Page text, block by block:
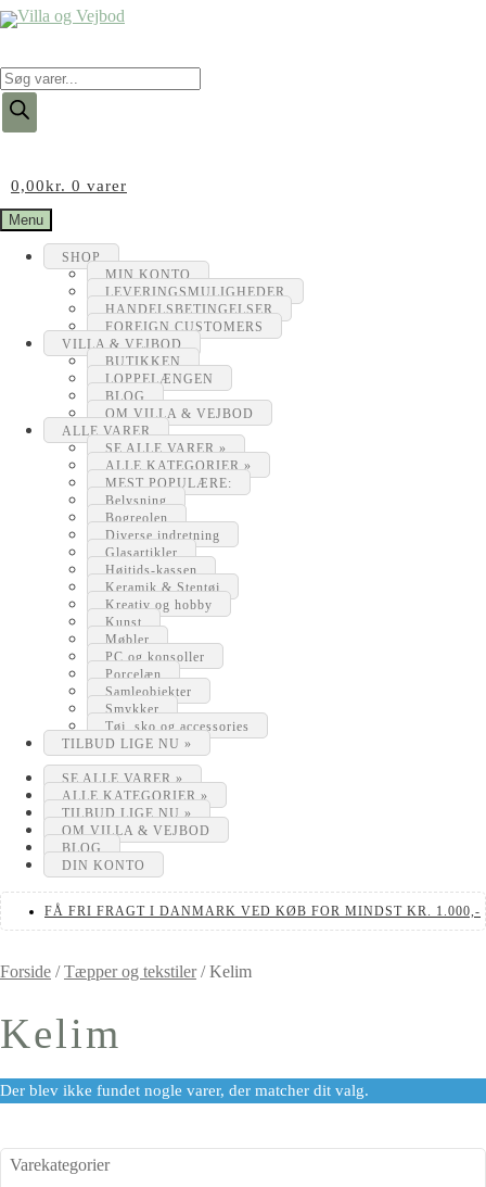
Products
search
0,00kr. 0 varer
Menu
SHOP
MIN KONTO
LEVERINGSMULIGHEDER
HANDELSBETINGELSER
FOREIGN CUSTOMERS
VILLA & VEJBOD
BUTIKKEN
LOPPELÆNGEN
BLOG
OM VILLA & VEJBOD
ALLE VARER
SE ALLE VARER »
ALLE KATEGORIER »
MEST POPULÆRE:
Belysning
Bogreolen
Diverse indretning
Glasartikler
Højtids-kassen
Keramik & Stentøj
Kreativ og hobby
Kunst
Møbler
PC og konsoller
Porcelæn
Samleobjekter
Smykker
Tøj, sko og accessories
TILBUD LIGE NU »
SE ALLE VARER »
ALLE KATEGORIER »
TILBUD LIGE NU »
OM VILLA & VEJBOD
BLOG
DIN KONTO
FÅ FRI FRAGT I DANMARK VED KØB FOR MINDST KR. 1.000,-
Forside /Tæpper og tekstiler/Kelim
Kelim
Der blev ikke fundet nogle varer, der matcher dit valg.
Varekategorier